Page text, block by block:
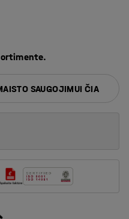
SAUGOJIMUI ČIA